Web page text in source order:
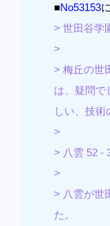
■No53153
> 世田谷学
>
> 梅丘の世
は、疑問で
しい、技術
>
> 八雲 52 -
>
> 八雲が世
た。